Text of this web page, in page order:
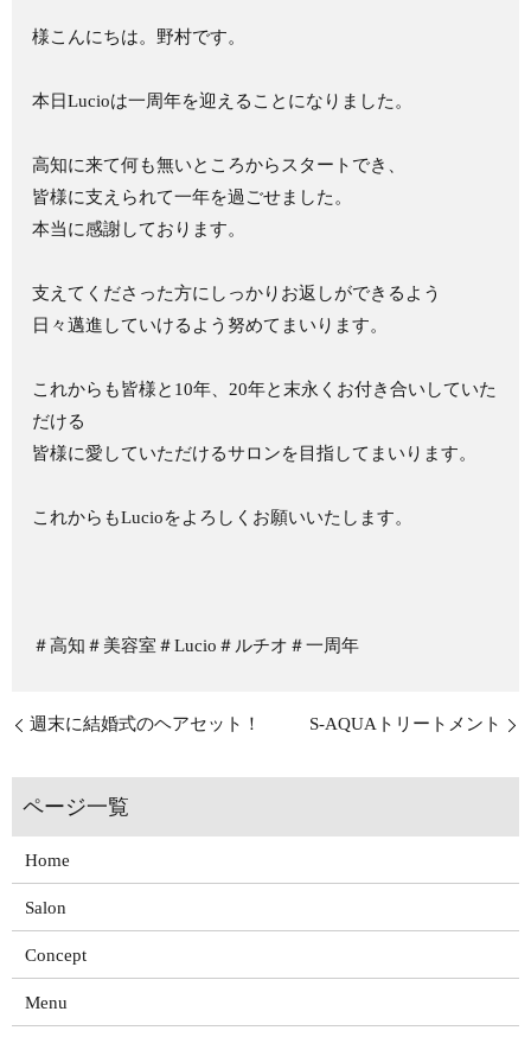
様こんにちは。野村です。
本日Lucioは一周年を迎えることになりました。
高知に来て何も無いところからスタートでき、
皆様に支えられて一年を過ごせました。
本当に感謝しております。
支えてくださった方にしっかりお返しができるよう
日々邁進していけるよう努めてまいります。
これからも皆様と10年、20年と末永くお付き合いしていた
だける
皆様に愛していただけるサロンを目指してまいります。
これからもLucioをよろしくお願いいたします。
＃高知＃美容室＃Lucio＃ルチオ＃一周年
週末に結婚式のヘアセット！ S-AQUAトリートメント
Home
Salon
Concept
Menu